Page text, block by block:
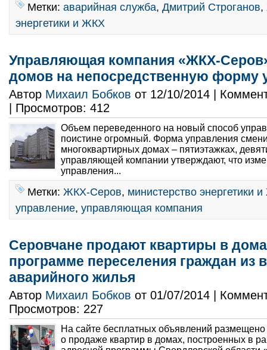
Метки: аварийная служба, Дмитрий Строганов,
энергетики и ЖКХ
Управляющая компания «ЖКХ-
домов на непосредственную форму
Автор Михаил Бобков от 12/10/2014 |
| Просмотров: 412
Объем переведенного на новый способ
поистине огромный. Форма управления
многоквартирных домах – пятиэтажках,
управляющей компании утверждают, что
управления...
Метки: ЖКХ-Серов, министерство энергетики
управление, управляющая компания
Серовчане продают квартиры в
программе переселения граждан из
аварийного жилья
Автор Михаил Бобков от 01/07/2014 |
Просмотров: 227
На сайте бесплатных объявлений размещено
о продаже квартир в домах, построенных в